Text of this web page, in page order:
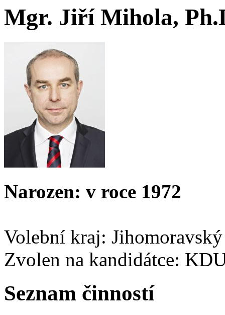
Mgr. Jiří Mihola,
Narozen: v roce 1972
Volební kraj: Jihomoravský
Zvolen na kandidátce:
Seznam činností